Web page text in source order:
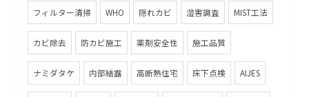
フィルター清掃 WHO 隠れカビ 湿害調査 MIST工法
カビ除去 防カビ施工 薬剤安全性 施工品質
ナミダタケ 内部結露 高断熱住宅 床下点検 AIJES